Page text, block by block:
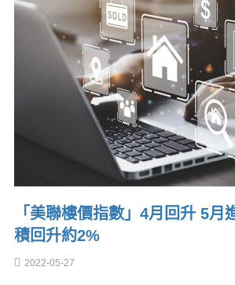
「美聯樓價指數」4月回升 5月
積回升約2%
2022-05-27